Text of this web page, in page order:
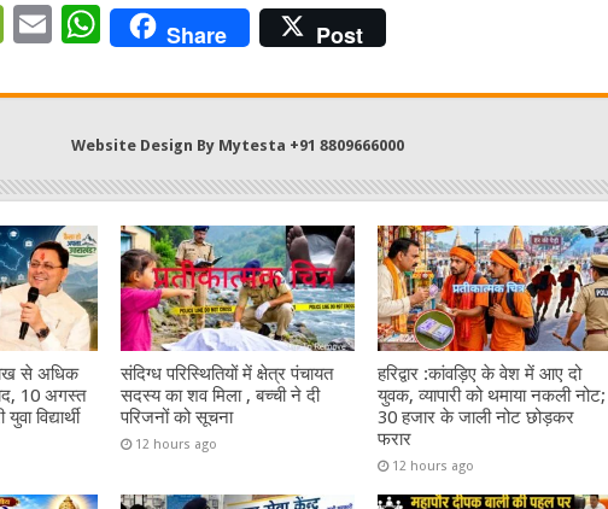
W
C
at
E
ai
W
h
at
s
A
p
p
Share Post
Website Design By Mytesta +91 8809666000
से अधिक
10 अगस्त
विद्यार्थी
संदिग्ध परिस्थितियों में क्षेत्र पंचायत
सदस्य का शव मिला , बच्ची ने दी
परिजनों को सूचना
12 hours ago
हरिद्वार :कांवड़िए के वेश में आए दो
युवक, व्यापारी को थमाया नकली नोट;
30 हजार के जाली नोट छोड़कर
फरार
12 hours ago